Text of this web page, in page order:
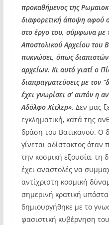
προκαθήμενος της
διαφορετική άποψη αφού
στο έργο του, σύμφωνα με
Αποστολικού Αρχείου του
πυκνώσει, όπως
αρχείων. Κι αυτό γιατί ο
διαπραγματεύσεις με τον
έχει γνωρίσει σ’ αυτόν η
Αδόλφο Χίτλερ». Δεν μας
εγκληματική, κατά της
δράση του Βατικανού. Ο
γίνεται αδίστακτος όταν
την κοσμική εξουσία, τη
έχει αναστολές να
αντίχριστη κοσμική
σημερινή κρατική
δημιουργήθηκε με το
φασιστική κυβέρνηση του